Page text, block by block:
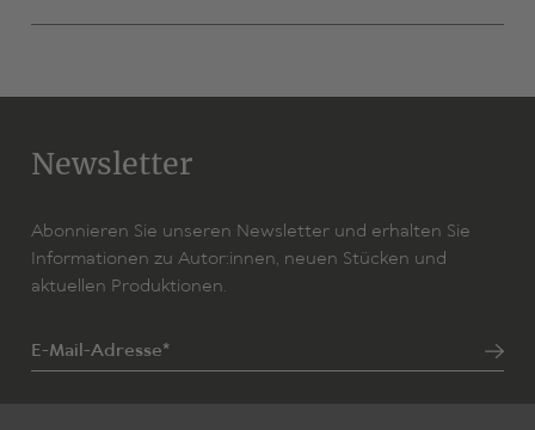
Newsletter
Abonnieren Sie unseren Newsletter und erhalten Sie
Informationen zu Autor:innen, neuen Stücken und
aktuellen Produktionen.
E-Mail-Adresse*